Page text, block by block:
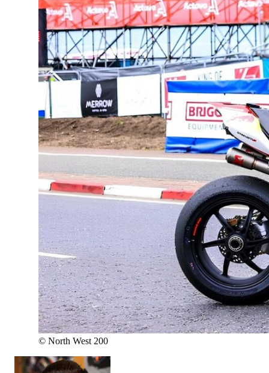
© North West 200